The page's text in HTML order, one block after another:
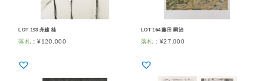
LOT 193 舟越 桂
落札 ：¥120,000
LOT 164 藤田 嗣治
落札 ： ¥27,000